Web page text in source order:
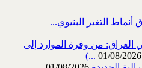
أنماط التغير البنيوي...
العراق: من وفرة الموارد إلى
01/08/2026